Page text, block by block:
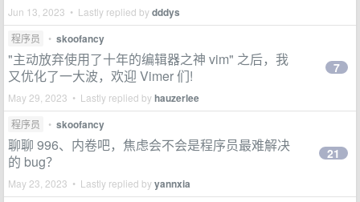
Jun 13, 2023 • Lastly replied bydddys
程序员 • skoofancy
"主动放弃使用了十年的编辑器之神 vim" 之后，我
又优化了一大波，欢迎 Vimer 们!
May 29, 2023 • Lastly replied byhauzerlee
7
程序员 • skoofancy
聊聊 996、内卷吧，焦虑会不会是程序员最难解决
的 bug？
May 23, 2023 • Lastly replied byyannxia
21